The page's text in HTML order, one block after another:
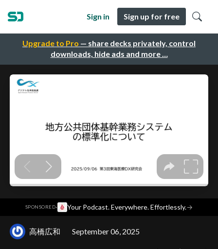
Upgrade to Pro — share decks privately, control
downloads, hide ads and more …
Sign in Sign up for free
SPONSORED· Your Podcast. Everywhere. Effortlessly.→
高橋広和 September 06, 2025